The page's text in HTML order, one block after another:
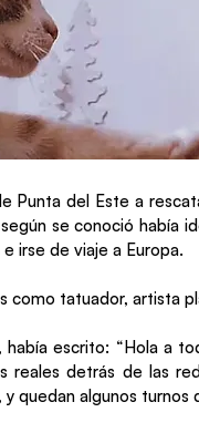
Punta del Este a
se conoció había
irse de viaje a Europa.
como tatuador, artista
escrito: “Hola a
reales detrás de las
quedan algunos turnos